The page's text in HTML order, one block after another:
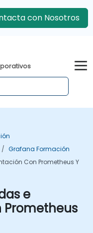
con Nosotros
Grafana Formación
Con Prometheus Y
e